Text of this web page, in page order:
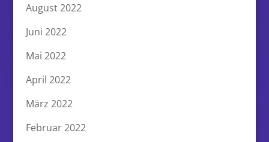
August 2022
Juni 2022
Mai 2022
April 2022
März 2022
Februar 2022